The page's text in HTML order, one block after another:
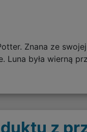
Znana ze
była wierną
z